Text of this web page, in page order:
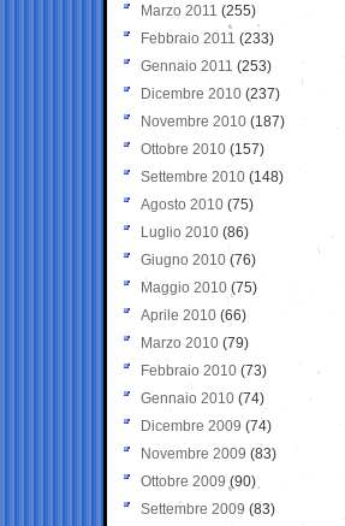
Marzo 2011 (255)
Febbraio 2011 (233)
Gennaio 2011 (253)
Dicembre 2010 (237)
Novembre 2010 (187)
Ottobre 2010 (157)
Settembre 2010 (148)
Agosto 2010 (75)
Luglio 2010 (86)
Giugno 2010 (76)
Maggio 2010 (75)
Aprile 2010 (66)
Marzo 2010 (79)
Febbraio 2010 (73)
Gennaio 2010 (74)
Dicembre 2009 (74)
Novembre 2009 (83)
Ottobre 2009 (90)
Settembre 2009 (83)